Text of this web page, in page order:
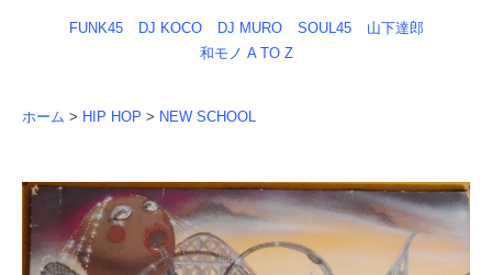
FUNK45 DJ KOCO DJ MURO SOUL45
山下達郎
和モノ A TO Z
ホーム > HIP HOP > NEW SCHOOL